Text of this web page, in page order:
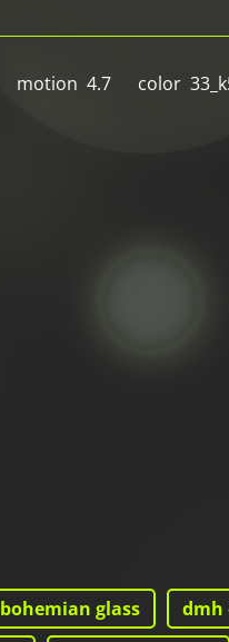
motion 4.7 color
bohemian glass dmh